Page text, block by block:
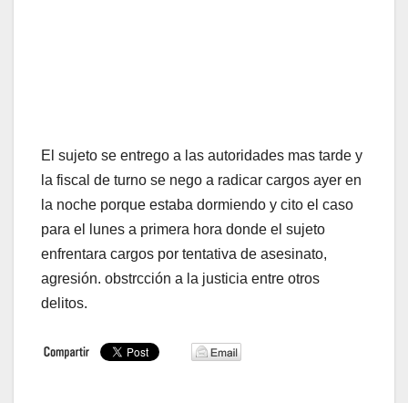
El sujeto se entrego a las autoridades mas tarde y
la fiscal de turno se nego a radicar cargos ayer en
la noche porque estaba dormiendo y cito el caso
para el lunes a primera hora donde el sujeto
enfrentara cargos por tentativa de asesinato,
agresión. obstrcción a la justicia entre otros
delitos.